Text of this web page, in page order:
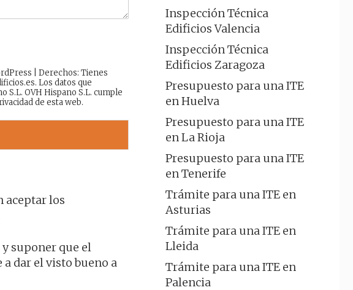
| Derechos: Tienes
Los datos que
OVH Hispano S.L. cumple
de esta web.
aceptar los
suponer que el
dar el visto bueno a
Inspección Técnica
Edificios Valencia
Inspección Técnica
Edificios Zaragoza
Presupuesto para una ITE
en Huelva
Presupuesto para una ITE
en La Rioja
Presupuesto para una ITE
en Tenerife
Trámite para una ITE en
Asturias
Trámite para una ITE en
Lleida
Trámite para una ITE en
Palencia